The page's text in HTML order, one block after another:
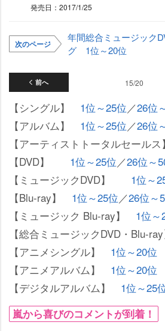
発売日：2017/1/25
次のページ
年間総合ミュージック
グ 1位～20位
前へ 15/20
【シングル】 1位～25位／26位
【アルバム】 1位～25位／26位
【アーティストトータルセール
【DVD】 1位～25位／26位～
【ミュージックDVD】 1位～
【Blu-ray】 1位～25位／26位～
【ミュージック Blu-ray】 1位～
【総合ミュージックDVD・Blu-
【アニメシングル】 1位～20位
【アニメアルバム】 1位～20位
【デジタルアルバム】 1位～25
嵐から喜びのコメントが到着！